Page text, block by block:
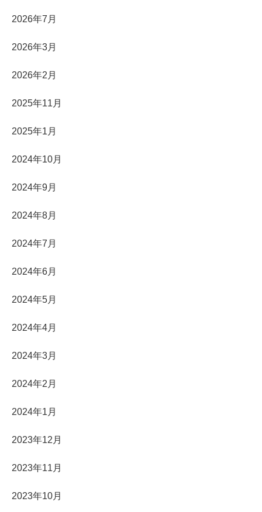
2026年7月
2026年3月
2026年2月
2025年11月
2025年1月
2024年10月
2024年9月
2024年8月
2024年7月
2024年6月
2024年5月
2024年4月
2024年3月
2024年2月
2024年1月
2023年12月
2023年11月
2023年10月